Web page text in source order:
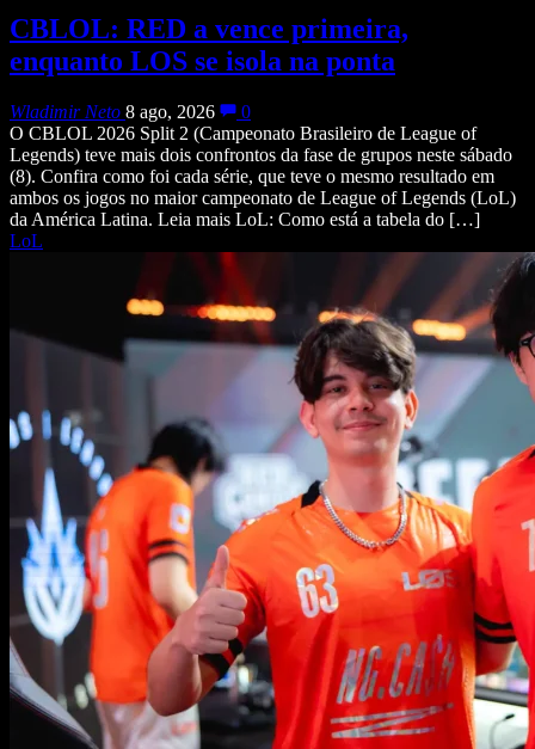
CBLOL: RED a vence primeira,
enquanto LOS se isola na ponta
Wladimir Neto 8 ago, 2026
0
O CBLOL 2026 Split 2 (Campeonato Brasileiro de League of
Legends) teve mais dois confrontos da fase de grupos neste sábado
(8). Confira como foi cada série, que teve o mesmo resultado em
ambos os jogos no maior campeonato de League of Legends (LoL)
da América Latina. Leia mais LoL: Como está a tabela do […]
LoL